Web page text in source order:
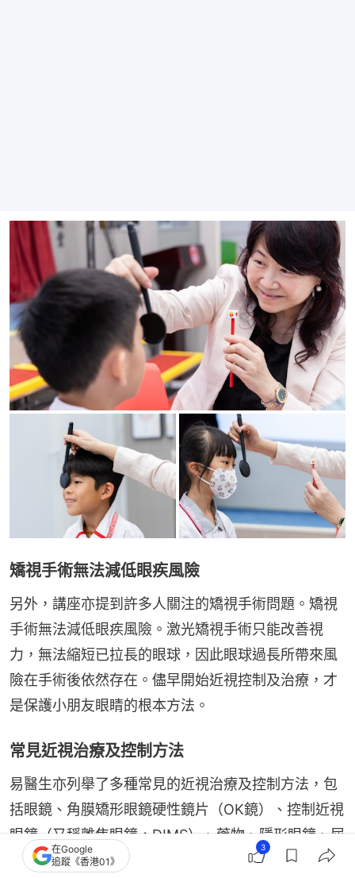
矯視手術無法減低眼疾風險
另外，講座亦提到許多人關注的矯視手術問題。矯視
手術無法減低眼疾風險。激光矯視手術只能改善視
力，無法縮短已拉長的眼球，因此眼球過長所帶來風
險在手術後依然存在。儘早開始近視控制及治療，才
是保護小朋友眼睛的根本方法。
常見近視治療及控制方法
易醫生亦列舉了多種常見的近視治療及控制方法，包
括眼鏡、角膜矯形眼鏡硬性鏡片（OK鏡）、控制近視
眼鏡（又稱離焦眼鏡，DIMS）、藥物、隱形眼鏡、屈
光手術、植入式隱形眼鏡（ICL）及晶體植入術，並詳
在Google
追蹤《香港01》
3